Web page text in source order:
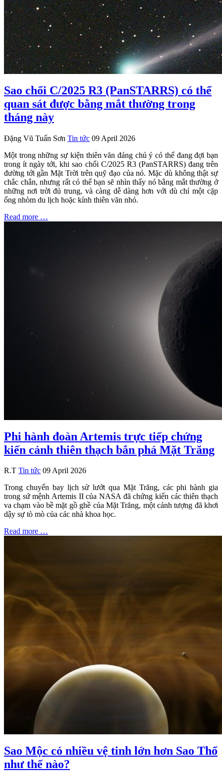
Sao chổi C/2025 R3 (PanSTARRS) có thể
quan sát được bằng mắt thường trong
tháng này
Đặng Vũ Tuấn Sơn Tin tức 09 April 2026
Một trong những sự kiện thiên văn đáng chú ý có thể đang đợi bạn
trong ít ngày tới, khi sao chổi C/2025 R3 (PanSTARRS) đang trên
đường tới gần Mặt Trời trên quỹ đạo của nó. Mặc dù không thật sự
chắc chắn, nhưng rất có thể bạn sẽ nhìn thấy nó bằng mắt thường ở
những nơi trời đủ trung, và càng dễ dàng hơn với dù chỉ một cặp
ống nhòm du lịch hoặc kính thiên văn nhỏ.
Read more …
Phi hành đoàn Artemis trực tiếp chứng
kiến cảnh thiên thạch bắn phá Mặt Trăng
R.T Tin tức 09 April 2026
Trong chuyến bay lịch sử lướt qua Mặt Trăng, các phi hành gia
trong sứ mệnh Artemis II của NASA đã chứng kiến các thiên thạch
va chạm vào bề mặt gồ ghề của Mặt Trăng, một cảnh tượng đã khơi
dậy sự tò mò của các nhà khoa học.
Read more …
Sao Mộc có nhiều vệ tinh lớn hơn Sao Thổ
như thế nào?